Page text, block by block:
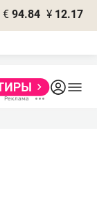
€ 94.84 ¥ 12.17